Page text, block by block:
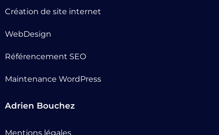
Création de site internet
WebDesign
Référencement SEO
Maintenance WordPress
Adrien Bouchez
Mentions légales